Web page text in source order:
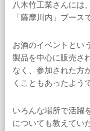
八木竹工業さんには
「薩摩川内」ブース
お酒のイベントとい
製品を中心に販売さ
なく、参加された方
くこともあったよう
いろんな場所で活躍
についても教えてい